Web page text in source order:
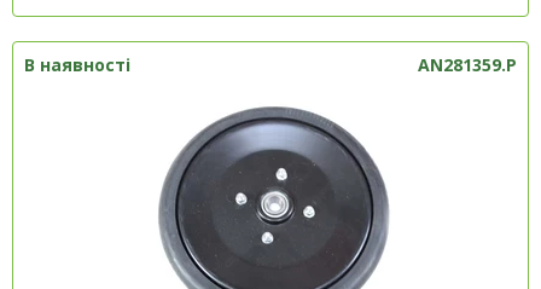
В наявності AN281359.P